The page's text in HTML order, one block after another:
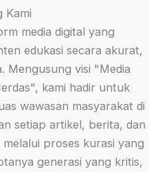
Kami
media digital yang
edukasi secara akurat,
Mengusung visi "Media
kami hadir untuk
wawasan masyarakat di
setiap artikel, berita, dan
proses kurasi yang
generasi yang kritis,